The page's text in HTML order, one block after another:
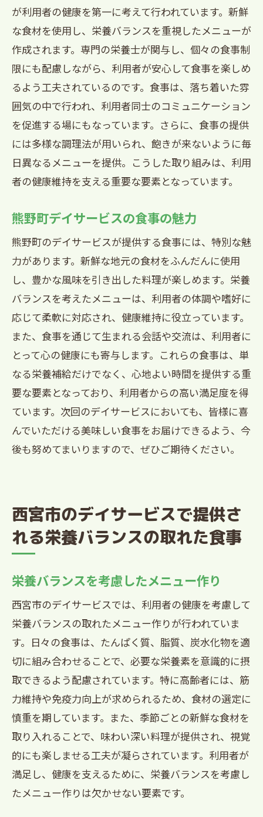
が利用者の健康を第一に考えて行われています。新鮮
な食材を使用し、栄養バランスを重視したメニューが
作成されます。専門の栄養士が関与し、個々の食事制
限にも配慮しながら、利用者が安心して食事を楽しめ
るよう工夫されているのです。食事は、落ち着いた雰
囲気の中で行われ、利用者同士のコミュニケーション
を促進する場にもなっています。さらに、食事の提供
には多様な調理法が用いられ、飽きが来ないように毎
日異なるメニューを提供。こうした取り組みは、利用
者の健康維持を支える重要な要素となっています。
熊野町デイサービスの食事の魅力
熊野町のデイサービスが提供する食事には、特別な魅
力があります。新鮮な地元の食材をふんだんに使用
し、豊かな風味を引き出した料理が楽しめます。栄養
バランスを考えたメニューは、利用者の体調や嗜好に
応じて柔軟に対応され、健康維持に役立っています。
また、食事を通じて生まれる会話や交流は、利用者に
とって心の健康にも寄与します。これらの食事は、単
なる栄養補給だけでなく、心地よい時間を提供する重
要な要素となっており、利用者からの高い満足度を得
ています。次回のデイサービスにおいても、皆様に喜
んでいただける美味しい食事をお届けできるよう、今
後も努めてまいりますので、ぜひご期待ください。
西宮市のデイサービスで提供さ
れる栄養バランスの取れた食事
栄養バランスを考慮したメニュー作り
西宮市のデイサービスでは、利用者の健康を考慮して
栄養バランスの取れたメニュー作りが行われていま
す。日々の食事は、たんぱく質、脂質、炭水化物を適
切に組み合わせることで、必要な栄養素を意識的に摂
取できるよう配慮されています。特に高齢者には、筋
力維持や免疫力向上が求められるため、食材の選定に
慎重を期しています。また、季節ごとの新鮮な食材を
取り入れることで、味わい深い料理が提供され、視覚
的にも楽しませる工夫が凝らされています。利用者が
満足し、健康を支えるために、栄養バランスを考慮し
たメニュー作りは欠かせない要素です。